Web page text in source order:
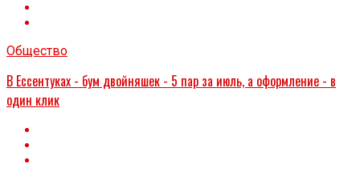
Общество
В Ессентуках - бум двойняшек - 5 пар за июль, а оформление - в
один клик